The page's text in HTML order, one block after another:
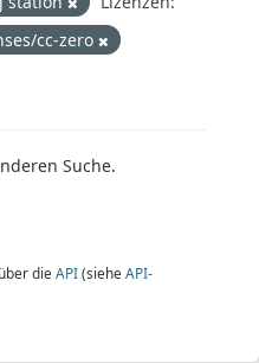
cc-zero
Suche.
die API(siehe API-